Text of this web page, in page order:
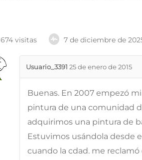
674 visitas 7 de diciembre de
Usuario_3391 25 de enero de 2015
Buenas. En 2007 empezó
pintura de una comunidad
adquirimos una pintura de
Estuvimos usándola desde
cuando la cdad. me